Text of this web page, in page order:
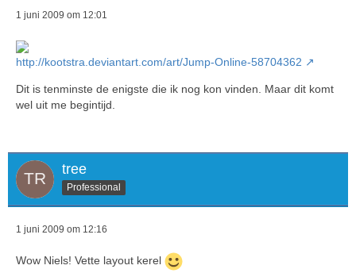
1 juni 2009 om 12:01
http://kootstra.deviantart.com/art/Jump-Online-58704362
Dit is tenminste de enigste die ik nog kon vinden. Maar dit komt
wel uit me begintijd.
tree
Professional
1 juni 2009 om 12:16
Wow Niels! Vette layout kerel